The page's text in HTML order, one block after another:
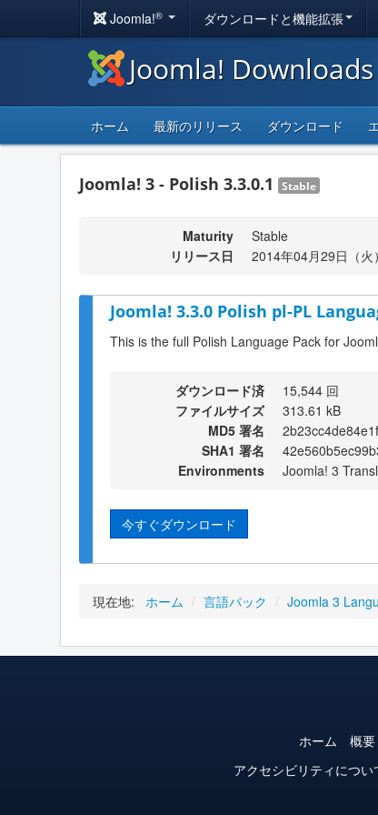
Joomla!® ダウンロードと機能拡張
Joomla! Downloads
ホーム 最新のリリース ダウンロード
Joomla! 3 - Polish 3.3.0.1 Stable
Maturity
Stable
リリース日
2014年04月29日（火
Joomla! 3.3.0 Polish pl-PL
This is the full Polish Language Pack for
ダウンロード済
15,544 回
ファイルサイズ
313.61 kB
MD5 署名
SHA1 署名
Environments
Joomla! 3
今すぐダウンロード
現在地: ホーム / 言語パック / Joomla 3
ホーム 概要
アクセシビリティについ